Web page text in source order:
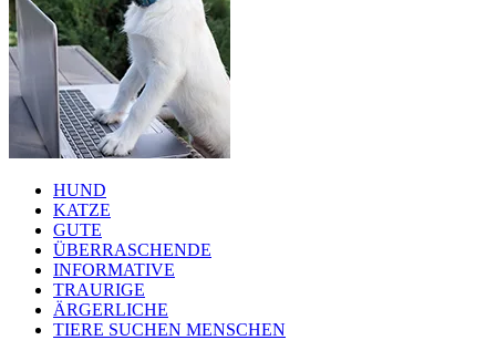
HUND
KATZE
GUTE
ÜBERRASCHENDE
INFORMATIVE
TRAURIGE
ÄRGERLICHE
TIERE SUCHEN MENSCHEN